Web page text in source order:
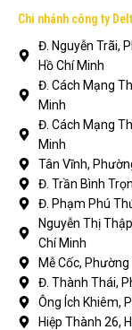
Chi nhánh công ty
Đ. Nguyễn Trãi,
Hồ Chí Minh
Đ. Cách Mạng
Minh
Đ. Cách Mạng
Minh
Tân Vĩnh,
Đ. Trần Bình
Đ. Phạm Phú
Nguyễn Thị
Chí Minh
Mễ Cốc,
Đ. Thành Thái,
Ông Ích Khiêm,
Hiệp Thành 26,